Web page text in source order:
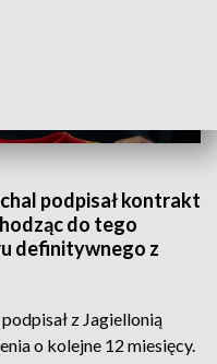
podpisał kontrakt
do tego
definitywnego z
z Jagiellonią
o kolejne 12 miesięcy.